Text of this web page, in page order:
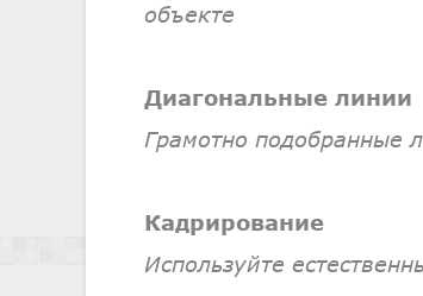
объекте
Диагональные линии
Грамотно подобранные
Кадрирование
Используйте